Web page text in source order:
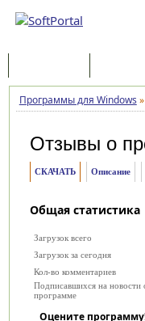
Программы для Windows »
Отзывы о
СКАЧАТЬ Описание
Общая статистика
Загрузок всего
Загрузок за сегодня
Кол-во комментариев
Подписавшихся на новости
программе
Оцените